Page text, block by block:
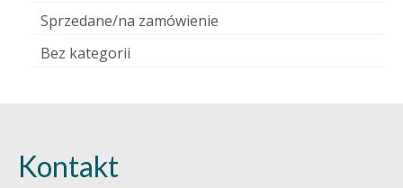
Sprzedane/na zamówienie
Bez kategorii
Kontakt